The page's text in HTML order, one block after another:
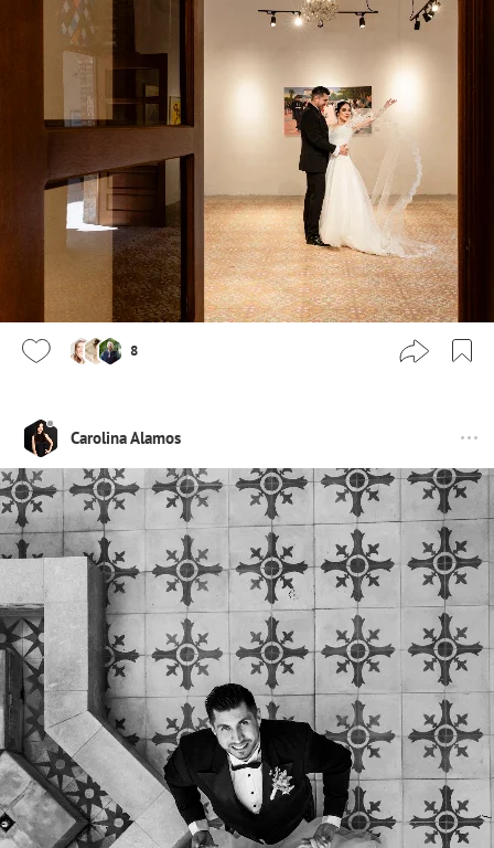
8
Carolina Alamos